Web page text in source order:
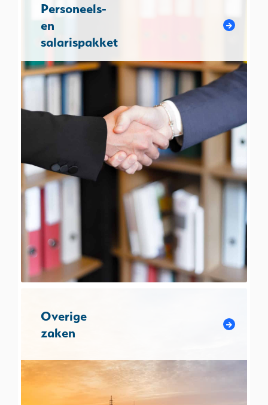
Personeels-
en
salarispakket
Overige
zaken